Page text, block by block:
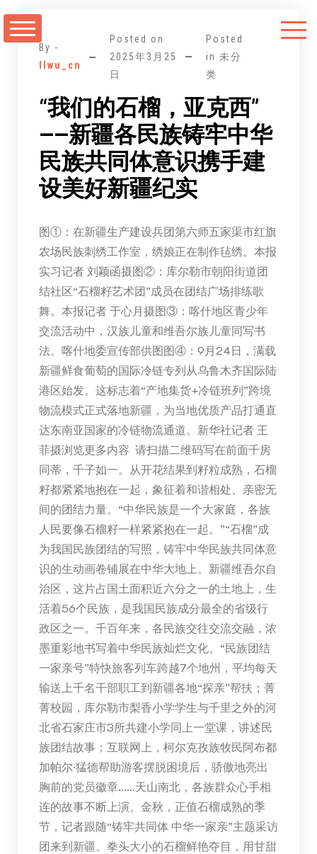
至
By -
llwu_cn
Posted on
2025年3月25
日
Posted
in 未分
类
“我们的石榴，亚克西”
——新疆各民族铸牢中华
民族共同体意识携手建
设美好新疆纪实
图①：在新疆生产建设兵团第六师五家渠市红旗
农场民族刺绣工作室，绣娘正在制作毡绣。本报
实习记者 刘颖函摄图②：库尔勒市朝阳街道团
结社区“石榴籽艺术团”成员在团结广场排练歌
舞。本报记者 于心月摄图③：喀什地区青少年
交流活动中，汉族儿童和维吾尔族儿童同写书
法。喀什地委宣传部供图图④：9月24日，满载
新疆鲜食葡萄的国际冷链专列从乌鲁木齐国际陆
港区始发。这标志着“产地集货+冷链班列”跨境
物流模式正式落地新疆，为当地优质产品打通直
达东南亚国家的冷链物流通道。新华社记者 王
菲摄浏览更多内容 请扫描二维码写在前面千房
同蒂，千子如一。从开花结果到籽粒成熟，石榴
籽都紧紧地抱在一起，象征着和谐相处、亲密无
间的团结力量。“中华民族是一个大家庭，各族
人民要像石榴籽一样紧紧抱在一起。”“石榴”成
为我国民族团结的写照，铸牢中华民族共同体意
识的生动画卷铺展在中华大地上。新疆维吾尔自
治区，这片占国土面积近六分之一的土地上，生
活着56个民族，是我国民族成分最全的省级行
政区之一。千百年来，各民族交往交流交融，浓
墨重彩地书写着中华民族灿烂文化。“民族团结
一家亲号”特快旅客列车跨越7个地州，平均每天
输送上千名干部职工到新疆各地“探亲”帮扶；菁
菁校园，库尔勒市梨香小学学生与千里之外的河
北省石家庄市3所共建小学同上一堂课，讲述民
族团结故事；互联网上，柯尔克孜族牧民阿布都
加帕尔·猛德帮助游客摆脱困境后，骄傲地亮出
胸前的党员徽章……天山南北，各族群众心手相
连的故事不断上演。金秋，正值石榴成熟的季
节，记者跟随“铸牢共同体 中华一家亲”主题采访
团来到新疆。拳头大小的石榴鲜艳夺目，用甘甜